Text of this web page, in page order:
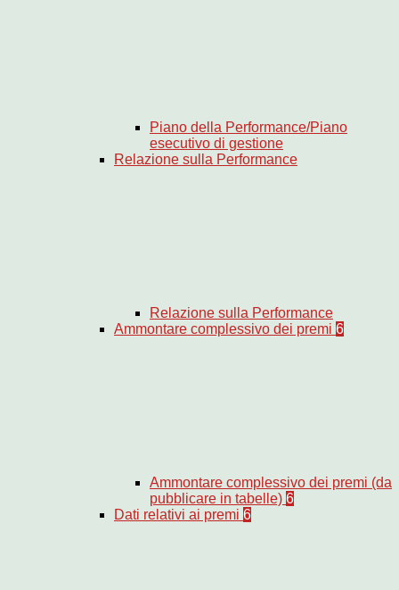
Piano della Performance/Piano
esecutivo di gestione
Relazione sulla Performance
Relazione sulla Performance
Ammontare complessivo dei premi 6
Ammontare complessivo dei premi (da
pubblicare in tabelle) 6
Dati relativi ai premi 6